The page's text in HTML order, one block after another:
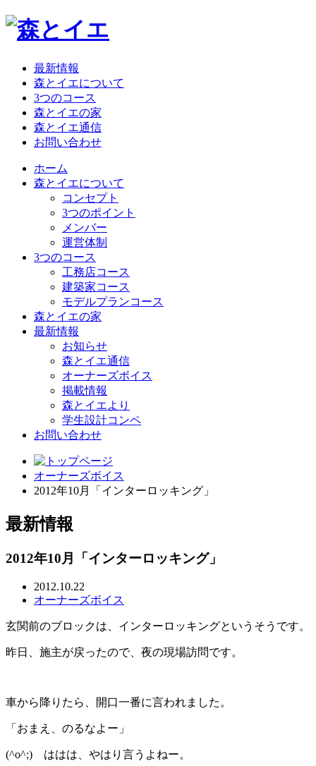
最新情報
森とイエについて
3つのコース
森とイエの家
森とイエ通信
お問い合わせ
ホーム
森とイエについて
コンセプト
3つのポイント
メンバー
運営体制
3つのコース
工務店コース
建築家コース
モデルプランコース
森とイエの家
最新情報
お知らせ
森とイエ通信
オーナーズボイス
掲載情報
森とイエより
学生設計コンペ
お問い合わせ
オーナーズボイス
2012年10月「インターロッキング」
最新情報
2012年10月「インターロッキング」
2012.10.22
オーナーズボイス
玄関前のブロックは、インターロッキングというそうです。
昨日、施主が戻ったので、夜の現場訪問です。
車から降りたら、開口一番に言われました。
「おまえ、のるなよー」
(^o^;) ははは、やはり言うよねー。